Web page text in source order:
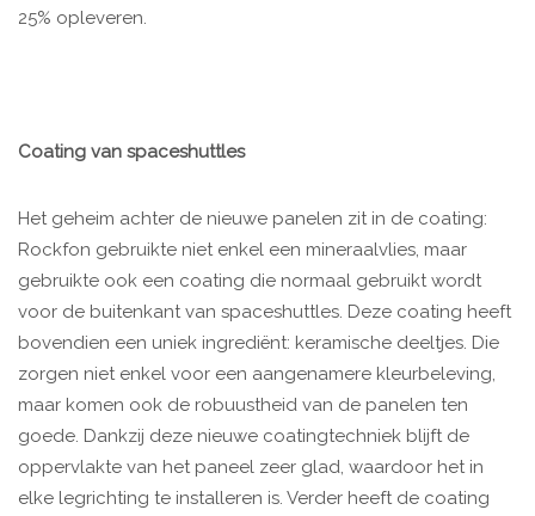
25% opleveren.
Coating van spaceshuttles
Het geheim achter de nieuwe panelen zit in de coating:
Rockfon gebruikte niet enkel een mineraalvlies, maar
gebruikte ook een coating die normaal gebruikt wordt
voor de buitenkant van spaceshuttles. Deze coating heeft
bovendien een uniek ingrediënt: keramische deeltjes. Die
zorgen niet enkel voor een aangenamere kleurbeleving,
maar komen ook de robuustheid van de panelen ten
goede. Dankzij deze nieuwe coatingtechniek blijft de
oppervlakte van het paneel zeer glad, waardoor het in
elke legrichting te installeren is. Verder heeft de coating